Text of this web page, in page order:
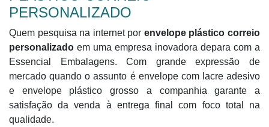
PERSONALIZADO
Quem pesquisa na internet por envelope plástico correio
personalizado em uma empresa inovadora depara com a
Essencial Embalagens. Com grande expressão de
mercado quando o assunto é envelope com lacre adesivo
e envelope plástico grosso a companhia garante a
satisfação da venda à entrega final com foco total na
qualidade.